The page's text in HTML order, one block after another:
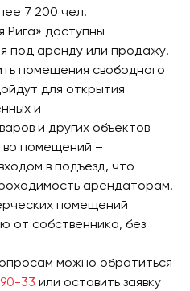
7 200 чел.
доступны
под аренду или продажу.
помещения свободного
для открытия
и
и других объектов
помещений –
в подъезд, что
арендаторам.
помещений
от собственника, без
можно обратиться
33 или оставить заявку